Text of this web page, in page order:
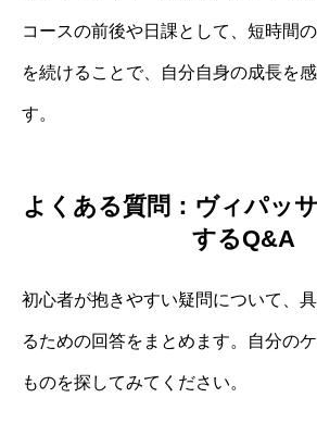
コースの前後や日課として、短時間
を続けることで、自分自身の成長を
す。
よくある質問：ヴィパッ
するQ&A
初心者が抱きやすい疑問について、
るための回答をまとめます。自分の
ものを探してみてください。